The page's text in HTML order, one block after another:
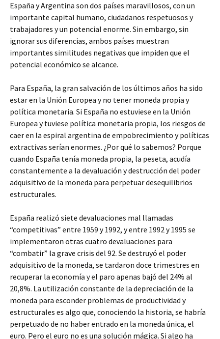
España y Argentina son dos países maravillosos, con un
importante capital humano, ciudadanos respetuosos y
trabajadores y un potencial enorme. Sin embargo, sin
ignorar sus diferencias, ambos países muestran
importantes similitudes negativas que impiden que el
potencial económico se alcance.
Para España, la gran salvación de los últimos años ha sido
estar en la Unión Europea y no tener moneda propia y
política monetaria. Si España no estuviese en la Unión
Europea y tuviese política monetaria propia, los riesgos de
caer en la espiral argentina de empobrecimiento y políticas
extractivas serían enormes. ¿Por qué lo sabemos? Porque
cuando España tenía moneda propia, la peseta, acudía
constantemente a la devaluación y destrucción del poder
adquisitivo de la moneda para perpetuar desequilibrios
estructurales.
España realizó siete devaluaciones mal llamadas
“competitivas” entre 1959 y 1992, y entre 1992 y 1995 se
implementaron otras cuatro devaluaciones para
“combatir” la grave crisis del 92. Se destruyó el poder
adquisitivo de la moneda, se tardaron doce trimestres en
recuperar la economía y el paro apenas bajó del 24% al
20,8%. La utilización constante de la depreciación de la
moneda para esconder problemas de productividad y
estructurales es algo que, conociendo la historia, se habría
perpetuado de no haber entrado en la moneda única, el
euro. Pero el euro no es una solución mágica. Si algo ha